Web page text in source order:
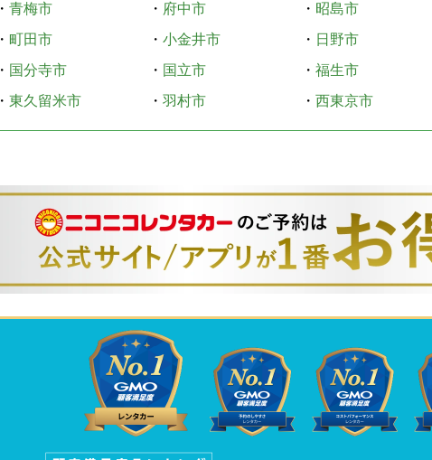
・ 青梅市 ・ 府中市 ・ 昭島市
・ 町田市 ・ 小金井市 ・ 日野市
・ 国分寺市 ・ 国立市 ・ 福生市
・ 東久留米市 ・ 羽村市 ・ 西東京市